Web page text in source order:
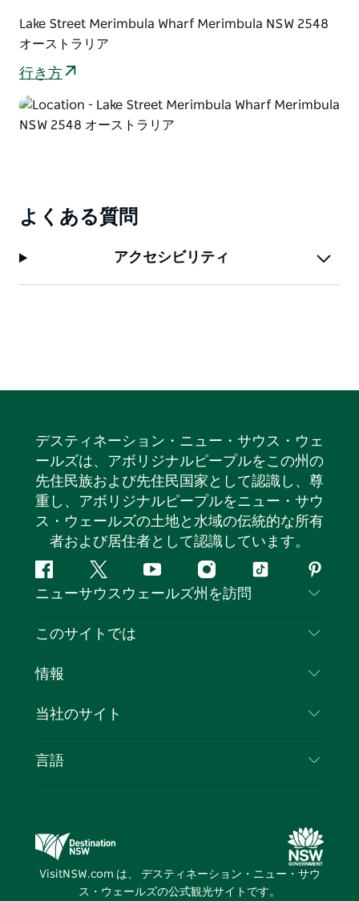
Lake Street Merimbula Wharf Merimbula NSW 2548
オーストラリア
行き方
よくある質問
アクセシビリティ
デスティネーション・ニュー・サウス・ウェ
ールズは、アボリジナルピープルをこの州の
先住民族および先住民国家として認識し、尊
重し、アボリジナルピープルをニュー・サウ
ス・ウェールズの土地と水域の伝統的な所有
者および居住者として認識しています。
フ
ェ
ス
ッ
ツ
イ
タ
ユ
ー
イ
ン
テ
ピ
ン
レ
ト
ニューサウスウェールズ州を訪問
お問い合わせ
クッキーに関する通知
このサイトでは
目的地
イベント
情報
旅行情報
NSWでのビジネス
当社のサイト
デスティネーション・ニュー・サウス・ウェール
ズメディアセンター
言語
VisitNSW.com は、 デスティネーション・ニュー・サウ
ス・ウェールズの公式観光サイトです。